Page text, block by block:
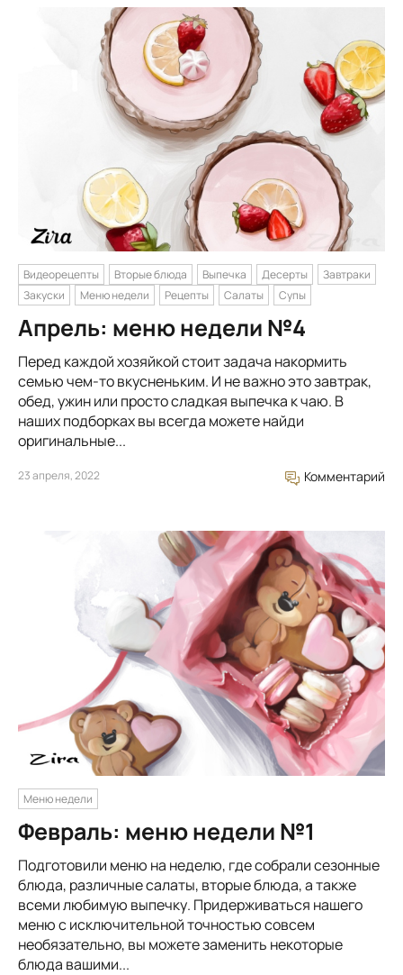
Видеорецепты Вторые блюда Выпечка Десерты
Завтраки
Закуски
Меню недели Рецепты Салаты Супы
Апрель: меню недели №4
Перед каждой хозяйкой стоит задача накормить
семью чем-то вкусненьким. И не важно это завтрак,
обед, ужин или просто сладкая выпечка к чаю. В
наших подборках вы всегда можете найди
оригинальные...
23 апреля, 2022 Комментарий
Меню недели
Февраль: меню недели №1
Подготовили меню на неделю, где собрали сезонные
блюда, различные салаты, вторые блюда, а также
всеми любимую выпечку. Придерживаться нашего
меню с исключительной точностью совсем
необязательно, вы можете заменить некоторые
блюда вашими...